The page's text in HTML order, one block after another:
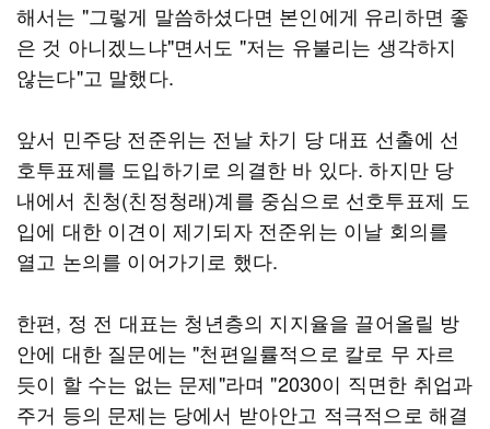
해서는 "그렇게 말씀하셨다면 본인에게 유리하면 좋
은 것 아니겠느냐"면서도 "저는 유불리는 생각하지
않는다"고 말했다.
앞서 민주당 전준위는 전날 차기 당 대표 선출에 선
호투표제를 도입하기로 의결한 바 있다. 하지만 당
내에서 친청(친정청래)계를 중심으로 선호투표제 도
입에 대한 이견이 제기되자 전준위는 이날 회의를
열고 논의를 이어가기로 했다.
한편, 정 전 대표는 청년층의 지지율을 끌어올릴 방
안에 대한 질문에는 "천편일률적으로 칼로 무 자르
듯이 할 수는 없는 문제"라며 "2030이 직면한 취업과
주거 등의 문제는 당에서 받아안고 적극적으로 해결